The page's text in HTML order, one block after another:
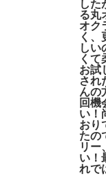
した
る丸
オク
く、
しい
くて
お試
され
んの
回機
い！
おり
たの
リー
い！
れで